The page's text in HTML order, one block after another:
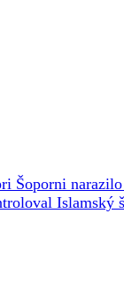
Šoporni narazilo
Islamský